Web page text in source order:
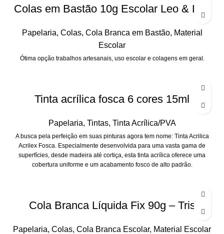
Colas em Bastão 10g Escolar Leo & Leo
Papelaria, Colas, Cola Branca em Bastão, Material
Escolar
Ótima opção trabalhos artesanais, uso escolar e colagens em geral.
Tinta acrílica fosca 6 cores 15ml
Papelaria, Tintas, Tinta Acrílica/PVA
A busca pela perfeição em suas pinturas agora tem nome: Tinta Acrilica
Acrilex Fosca. Especialmente desenvolvida para uma vasta gama de
superfícies, desde madeira até cortiça, esta tinta acrílica oferece uma
cobertura uniforme e um acabamento fosco de alto padrão.
Cola Branca Líquida Fix 90g – Tris
Papelaria, Colas, Cola Branca Escolar, Material Escolar